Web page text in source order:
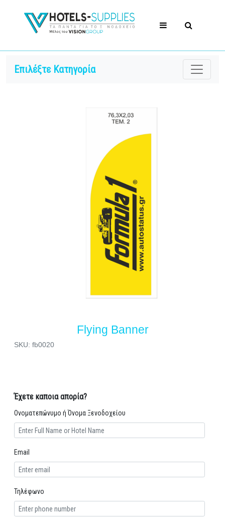
Επιλέξτε Κατηγορία
Flying Banner
SKU: fb0020
Έχετε καποια απορία?
Ονοματεπώνυμο ή Όνομα Ξενοδοχείου
Email
Τηλέφωνο